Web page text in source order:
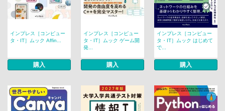
インプレス［コンピュー
タ・IT］ムック Affin...
購入
インプレス［コンピュー
タ・IT］ムック ゲーム開
発...
購入
インプレス［コンピュー
タ・IT］ムック はじめて
で...
購入